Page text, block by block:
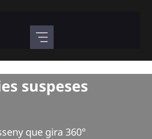
suspeses
que gira 360°